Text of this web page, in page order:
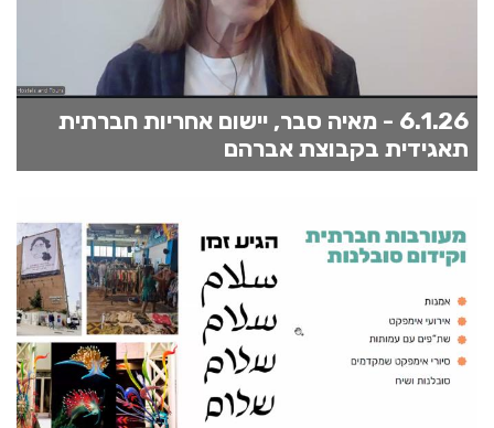
6.1.26 - מאיה סבר, יישום אחריות חברתית
תאגידית בקבוצת אברהם